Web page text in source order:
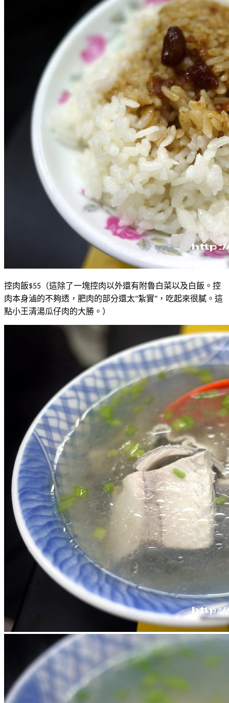
控肉飯$55 （這除了一塊控肉以外還有附魯白菜以及白飯。控
肉本身滷的不夠透，肥肉的部分還太"紮實" ，吃起來很膩。這
點小王清湯瓜仔肉的大勝。）